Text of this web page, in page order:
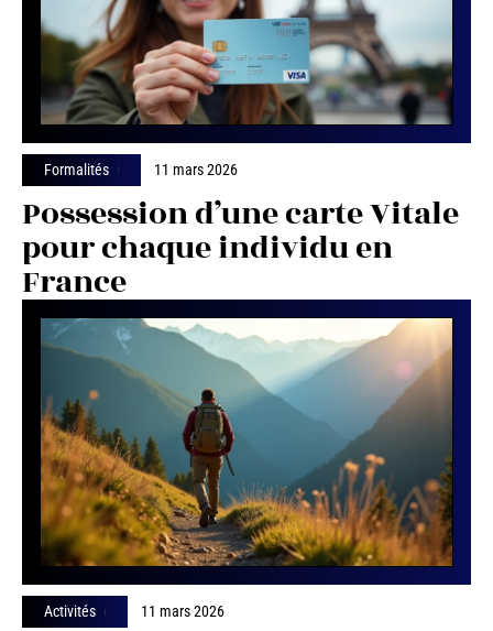
Formalités 11 mars 2026
Possession d’une carte Vitale
pour chaque individu en
France
Activités 11 mars 2026